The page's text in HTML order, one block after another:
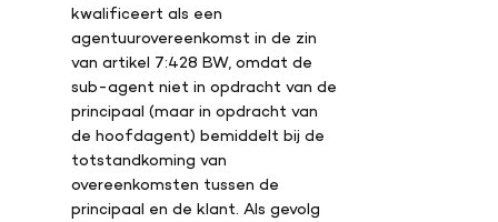
kwalificeert als een
agentuurovereenkomst in de zin
van artikel 7:428 BW, omdat de
sub-agent niet in opdracht van de
principaal (maar in opdracht van
de hoofdagent) bemiddelt bij de
totstandkoming van
overeenkomsten tussen de
principaal en de klant. Als gevolg